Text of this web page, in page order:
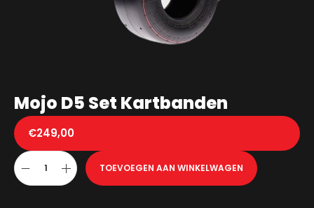
Mojo D5 Set Kartbanden
€249,00
TOEVOEGEN AAN WINKELWAGEN